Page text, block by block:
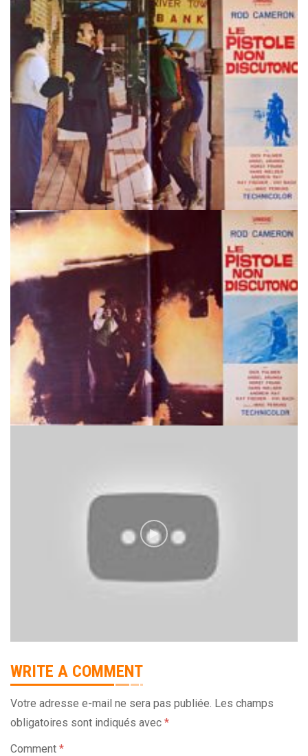
WRITE A COMMENT
Votre adresse e-mail ne sera pas publiée. Les champs
obligatoires sont indiqués avec *
Comment *